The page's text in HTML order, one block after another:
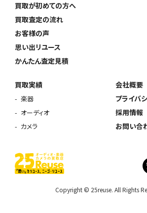
買取が初めての方へ
買取査定の流れ
お客様の声
思い出リユース
かんたん査定見積
買取実績
楽器
オーディオ
カメラ
会社概要
プライバ
採用情報
お問い合
Copyright © 25reuse. All Rights